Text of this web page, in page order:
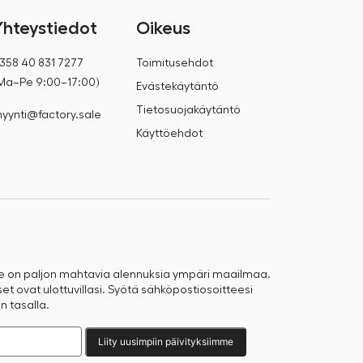
40 831 7277
9:00–17:00)
Oikeus
Toimitusehdot
Evästekäytäntö
Tietosuojakäytäntö
Käyttöehdot
on paljon mahtavia alennuksia ympäri maailmaa.
ovat ulottuvillasi. Syötä sähköpostiosoitteesi
tasalla.
Liity uusimpiin päivityksiimme